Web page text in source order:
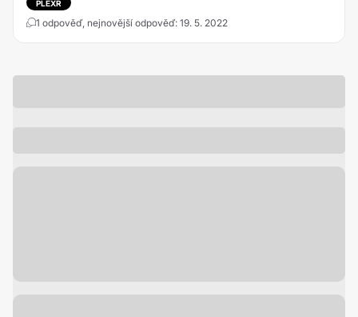
PLEXR
1 odpověď, nejnovější odpověď: 19. 5. 2022